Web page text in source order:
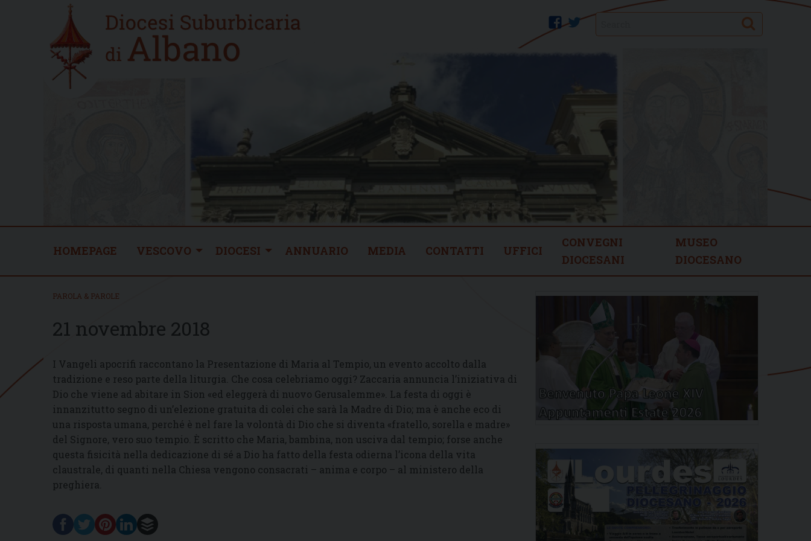
Home
new
twitter
facebook Search
HOMEPAGE VESCOVO DIOCESI ANNUARIO MEDIA CONTATTI UFFICI
CONVEGNI
DIOCESANI
MUSEO
DIOCESANO
PAROLA & PAROLE
21 novembre 2018
I Vangeli apocrifi raccontano la Presentazione di Maria al Tempio, un evento accolto dalla
tradizione e reso parte della liturgia. Che cosa celebriamo oggi? Zaccaria annuncia l’iniziativa di
Dio che viene ad abitare in Sion «ed eleggerà di nuovo Gerusalemme». La festa di oggi è
innanzitutto segno di un’elezione gratuita di colei che sarà la Madre di Dio; ma è anche eco di
una risposta umana, perché è nel fare la volontà di Dio che si diventa «fratello, sorella e madre»
del Signore, vero suo tempio. È scritto che Maria, bambina, non usciva dal tempio; forse anche
questa fisicità nella dedicazione di sé a Dio ha fatto della festa odierna l’icona della vita
claustrale, di quanti nella Chiesa vengono consacrati – anima e corpo – al ministero della
preghiera.